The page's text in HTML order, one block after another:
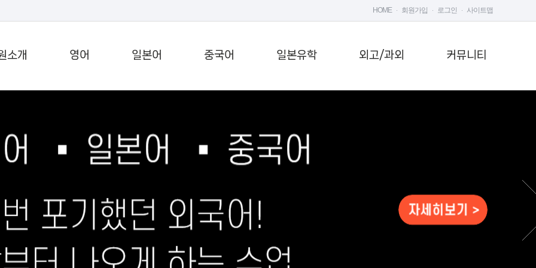
HOME 회원가입 로그인 사이트맵
소개 영어 일본어 중국어 일본유학 외고/과외 커뮤니티